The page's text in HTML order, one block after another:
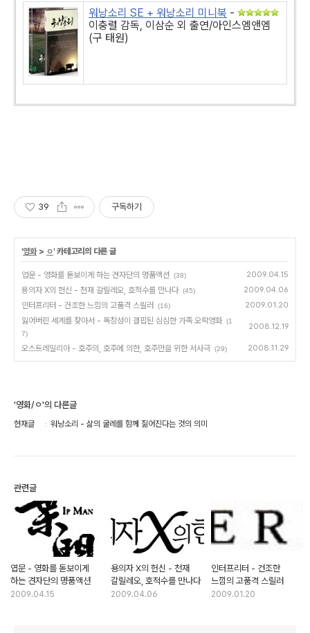
워낭소리 SE + 워낭소리 미니북 -
이충렬 감독, 이삼순 외 출연/아인스엠앤엠
(구 태원)
39 구독하기
'영화> ㅇ' 카테고리의 다른 글
엽문 - 영화를 돋보이게 하는 견자단의 명품액션 (38) 2009.04.15
용의자 X의 헌신 - 천재 갈릴레오, 호적수를 만나다 (45) 2009.04.06
인터프리터 - 건조한 느낌의 고품격 스릴러 (16) 2009.01.20
잃어버린 세계를 찾아서 - 독창성이 결핍된 심심한 가족 오락영화 (1
7)
2008.12.19
오스트레일리아 - 호주의, 호주에 의한, 호주만을 위한 서사극 (29) 2008.11.29
'영화/ㅇ'의 다른글
현재글 워낭소리 - 삶의 굴레를 함께 짊어진다는 것의 의미
관련글
엽문 - 영화를 돋보이게
하는 견자단의 명품액션
2009.04.15
용의자 X의 헌신 - 천재
갈릴레오, 호적수를 만나다
2009.04.06
인터프리터 - 건조한
느낌의 고품격 스릴러
2009.01.20